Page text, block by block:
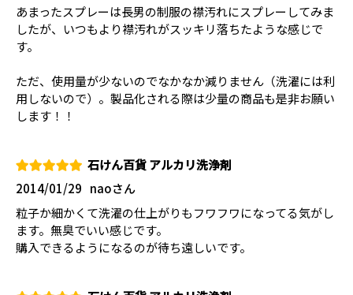
あまったスプレーは長男の制服の襟汚れにスプレーしてみま
したが、いつもより襟汚れがスッキリ落ちたような感じで
す。
ただ、使用量が少ないのでなかなか減りません（洗濯には利
用しないので）。製品化される際は少量の商品も是非お願い
します！！
石けん百貨 アルカリ洗浄剤
naoさん
2014/01/29
粒子か細かくて洗濯の仕上がりもフワフワになってる気がし
ます。無臭でいい感じです。
購入できるようになるのが待ち遠しいです。